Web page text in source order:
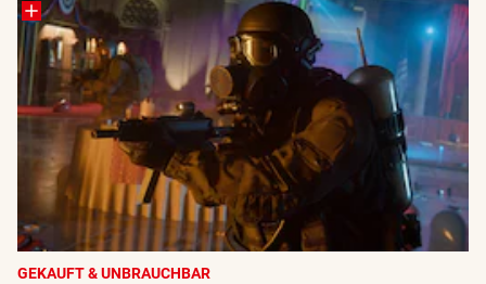
GEKAUFT & UNBRAUCHBAR